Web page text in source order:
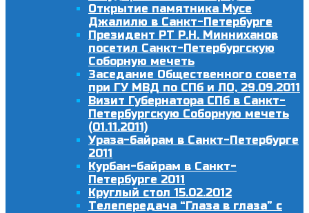
Открытие памятника Мусе
Джалилю в Санкт-Петербурге
Президент РТ Р.Н. Минниханов
посетил Санкт-Петербургскую
Соборную мечеть
Заседание Общественного совета
при ГУ МВД по СПб и ЛО, 29.09.2011
Визит Губернатора СПб в Санкт-
Петербургскую Соборную мечеть
(01.11.2011)
Ураза-байрам в Санкт-Петербурге
2011
Курбан-байрам в Санкт-
Петербурге 2011
Круглый стол 15.02.2012
Телепередача “Глаза в глаза” с